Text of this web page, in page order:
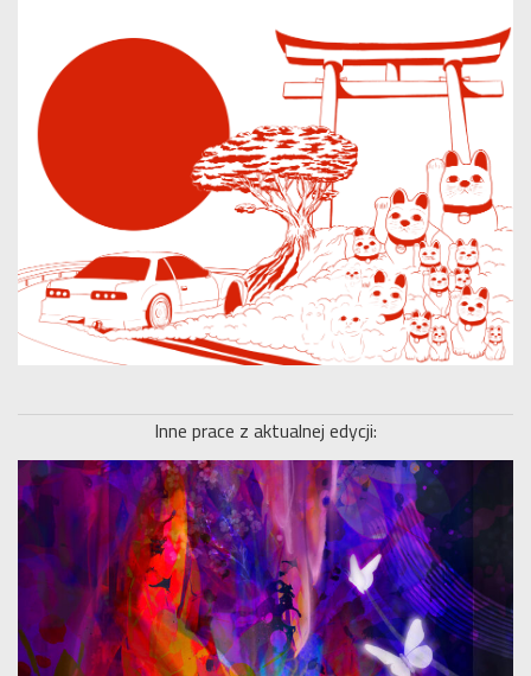
Inne prace z aktualnej edycji: